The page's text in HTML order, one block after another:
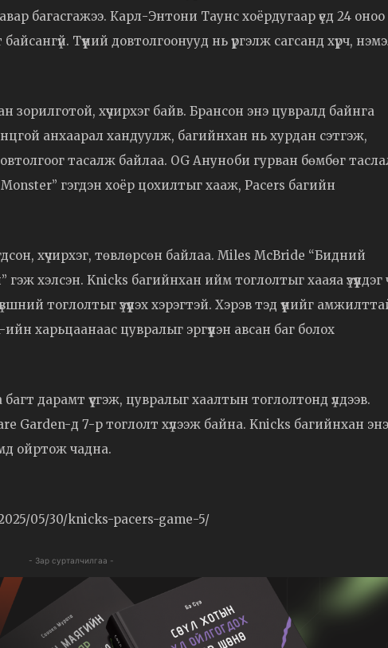
багасгажээ. Карл-Энтони Таунс хоёрдугаар үед 24 оноо
Түүний довтолгоонууд нь үргэлж сагсанд хүрч,
зорилготой, хүчирхэг байв. Брансон энэ цувралд байнга
анхаарал хандуулж, багийнхан нь хурдан сэтгэж,
тасалж байлаа. OG Ануноби гурван бөмбөг
гэгдэн хоёр цохилтыг хааж, Pacers багийн
хүчирхэг, төвлөрсөн байлаа. Miles McBride “Бидний
хэлсэн. Knicks багийнхан ийм тоглолтыг хааяа үзүүлдэг
тоглолтыг үзүүлэх хэрэгтэй. Хэрэв тэд үүнийг
харьцаанаас цувралыг эргүүлэн авсан баг болох
дарамт үүсгэж, цувралыг хаалтын тоглолтонд үлдээв.
Garden-д 7-р тоглолт хүлээж байна. Knicks багийнхан энэ
ойртож чадна.
05/30/knicks-pacers-game-5/
- Зар сурталчилгаа -